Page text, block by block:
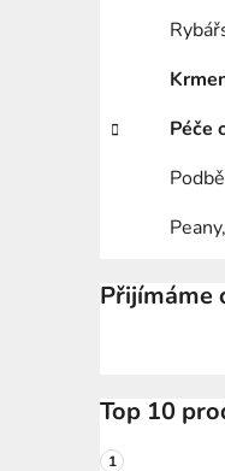
Péče
Přijímáme
Top 10